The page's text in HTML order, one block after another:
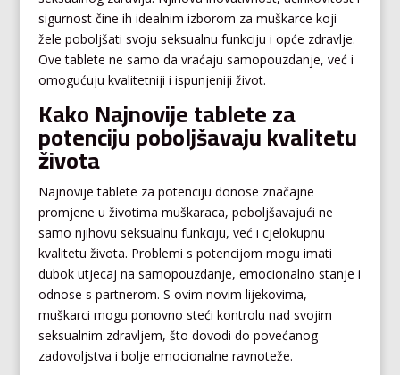
sigurnost čine ih idealnim izborom za muškarce koji
žele poboljšati svoju seksualnu funkciju i opće zdravlje.
Ove tablete ne samo da vraćaju samopouzdanje, već i
omogućuju kvalitetniji i ispunjeniji život.
Kako Najnovije tablete za
potenciju poboljšavaju kvalitetu
života
Najnovije tablete za potenciju donose značajne
promjene u životima muškaraca, poboljšavajući ne
samo njihovu seksualnu funkciju, već i cjelokupnu
kvalitetu života. Problemi s potencijom mogu imati
dubok utjecaj na samopouzdanje, emocionalno stanje i
odnose s partnerom. S ovim novim lijekovima,
muškarci mogu ponovno steći kontrolu nad svojim
seksualnim zdravljem, što dovodi do povećanog
zadovoljstva i bolje emocionalne ravnoteže.